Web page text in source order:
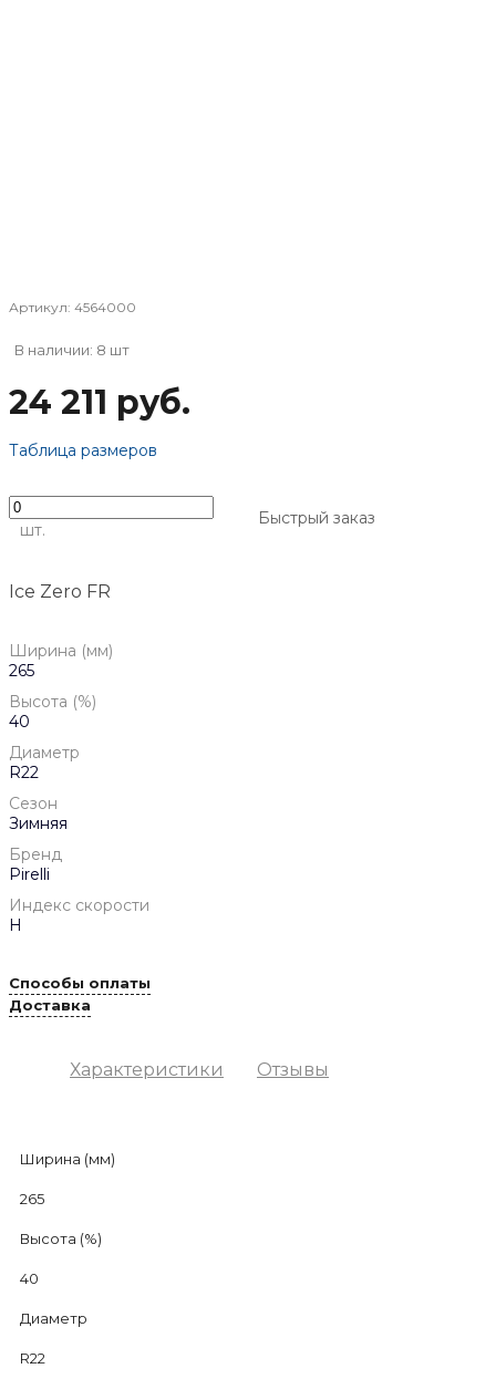
Артикул: 4564000
В наличии: 8 шт
24 211 руб.
Таблица размеров
шт.
Быстрый заказ
Ice Zero FR
Ширина (мм)
265
Высота (%)
40
Диаметр
R22
Сезон
Зимняя
Бренд
Pirelli
Индекс скорости
H
Способы оплаты
Доставка
Характеристики Отзывы
Ширина (мм)
265
Высота (%)
40
Диаметр
R22